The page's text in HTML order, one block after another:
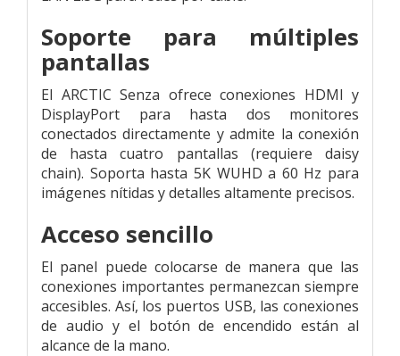
Soporte para múltiples
pantallas
El ARCTIC Senza ofrece conexiones HDMI y
DisplayPort para hasta dos monitores
conectados directamente y admite la conexión
de hasta cuatro pantallas (requiere daisy
chain). Soporta hasta 5K WUHD a 60 Hz para
imágenes nítidas y detalles altamente precisos.
Acceso sencillo
El panel puede colocarse de manera que las
conexiones importantes permanezcan siempre
accesibles. Así, los puertos USB, las conexiones
de audio y el botón de encendido están al
alcance de la mano.